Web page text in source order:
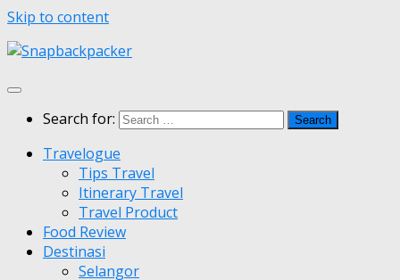
Skip to content
Search for:
Travelogue
Tips Travel
Itinerary Travel
Travel Product
Food Review
Destinasi
Selangor